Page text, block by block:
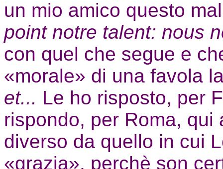
un mio amico questo
point notre talent: nous
con quel che segue e
«morale» di una favola
et... Le ho risposto, per
rispondo, per Roma,
diverso da quello in cui
«grazia», perchè son